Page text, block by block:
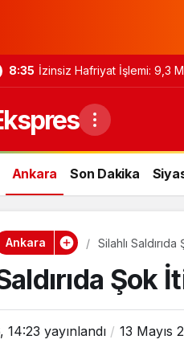
8:35 İzinsiz Hafriyat İşlemi: 9,3
Ankara Son Dakika
Ankara Silahlı
14:23 yayınlandı 13 Mayıs